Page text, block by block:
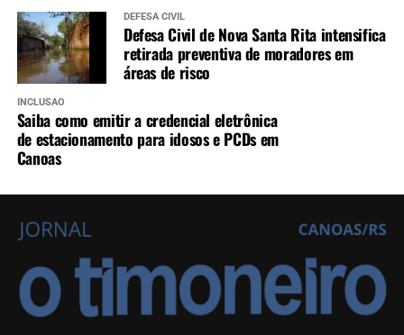
DEFESA CIVIL
Defesa Civil de Nova Santa Rita intensifica
retirada preventiva de moradores em
áreas de risco
INCLUSÃO
Saiba como emitir a credencial eletrônica
de estacionamento para idosos e PCDs em
Canoas